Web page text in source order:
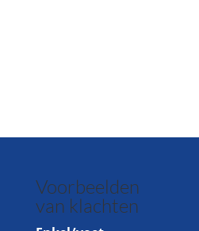
Voorbeelden
van klachten